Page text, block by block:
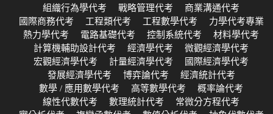
組織行為學代考
戰略管理代考
商業溝通代考
國際商務代考
工程類代考 工程數學代考
力學代考專業
熱力學代考
電路基礎代考 控制系統代考
材料學代考
計算機輔助設計代考
經濟學代考
微觀經濟學代考
宏觀經濟學代考
計量經濟學代考
國際經濟學代考
發展經濟學代考
博弈論代考
經濟統計代考
數學 / 應用數學代考
高等數學代考
概率論代考
線性代數代考
數理統計代考
常微分方程代考